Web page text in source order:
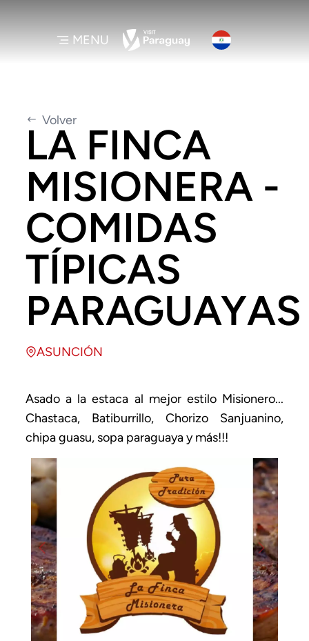
MENU
Volver
LA FINCA
MISIONERA -
COMIDAS
TÍPICAS
PARAGUAYAS
ASUNCIÓN
Asado a la estaca al mejor estilo Misionero...
Chastaca, Batiburrillo, Chorizo Sanjuanino,
chipa guasu, sopa paraguaya y más!!!
Previous Next